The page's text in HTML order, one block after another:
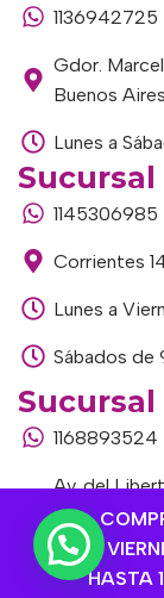
HASTA
1136942725
Gdor.
Buenos Aires
Lunes a
1145306985
Corrientes
Lunes a
Sábados de
1168893524
Av. del
Buenos
Lunes a